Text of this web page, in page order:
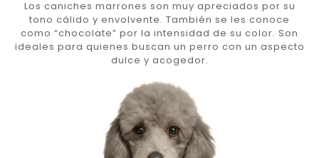
Los caniches marrones son muy apreciados por su
tono cálido y envolvente. También se les conoce
como “chocolate” por la intensidad de su color. Son
ideales para quienes buscan un perro con un aspecto
dulce y acogedor.